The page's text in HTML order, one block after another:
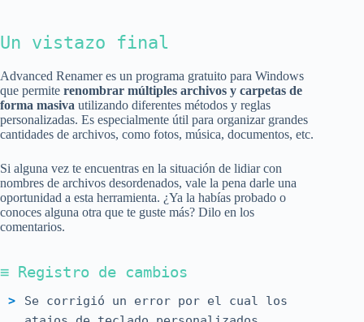
Un vistazo final
Advanced Renamer es un programa gratuito para Windows
que permite renombrar múltiples archivos y carpetas de
forma masiva utilizando diferentes métodos y reglas
personalizadas. Es especialmente útil para organizar grandes
cantidades de archivos, como fotos, música, documentos, etc.
Si alguna vez te encuentras en la situación de lidiar con
nombres de archivos desordenados, vale la pena darle una
oportunidad a esta herramienta. ¿Ya la habías probado o
conoces alguna otra que te guste más? Dilo en los
comentarios.
≡ Registro de cambios
Se corrigió un error por el cual los